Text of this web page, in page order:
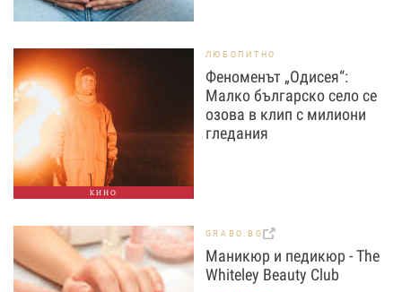
КИНО
ЛЮБОПИТНО
Феноменът „Одисея“:
Малко българско село се
озова в клип с милиони
гледания
GRABO.BG
Маникюр и педикюр - The
Whiteley Beauty Club